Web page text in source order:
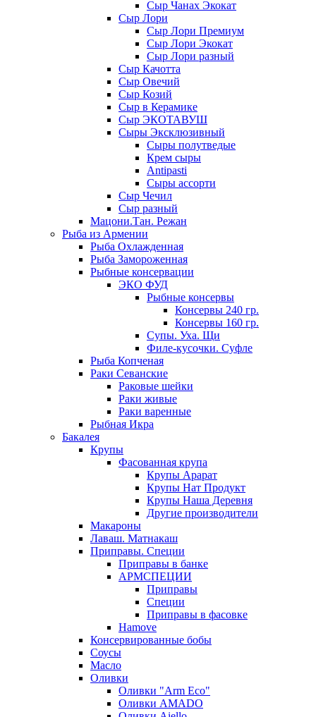
Сыр Чанах Экокат
Сыр Лори
Сыр Лори Премиум
Сыр Лори Экокат
Сыр Лори разный
Сыр Качотта
Сыр Овечий
Сыр Козий
Сыр в Керамике
Сыр ЭКОТАВУШ
Сыры Эксклюзивный
Сыры полутведые
Крем сыры
Antipasti
Сыры ассорти
Сыр Чечил
Сыр разный
Мацони.Тан. Режан
Рыба из Армении
Рыба Охлажденная
Рыба Замороженная
Рыбные консервации
ЭКО ФУД
Рыбные консервы
Консервы 240 гр.
Консервы 160 гр.
Супы. Уха. Щи
Филе-кусочки. Суфле
Рыба Копченая
Раки Севанские
Раковые шейки
Раки живые
Раки варенные
Рыбная Икра
Бакалея
Крупы
Фасованная крупа
Крупы Арарат
Крупы Нат Продукт
Крупы Наша Деревня
Другие производители
Макароны
Лаваш. Матнакаш
Приправы. Специи
Приправы в банке
АРМСПЕЦИИ
Приправы
Специи
Приправы в фасовке
Hamove
Консервированные бобы
Соусы
Масло
Оливки
Оливки "Arm Eco"
Оливки AMADO